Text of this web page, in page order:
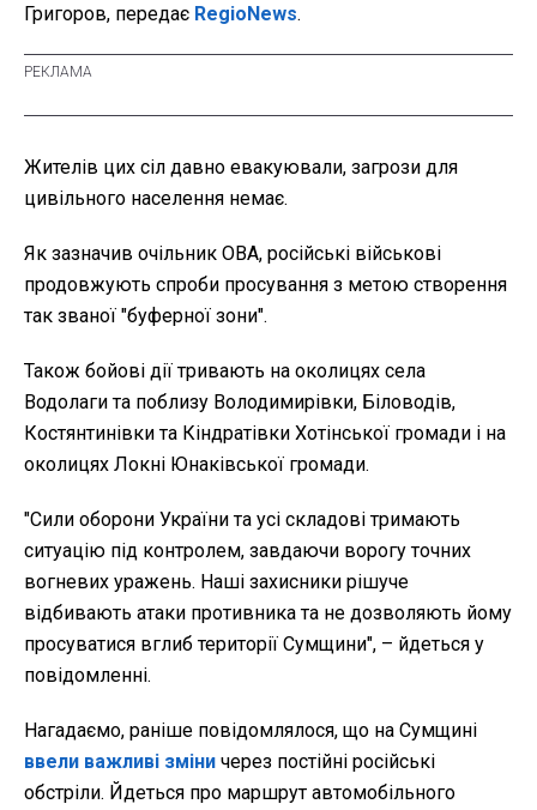
Григоров, передає RegioNews.
Жителів цих сіл давно евакуювали, загрози для
цивільного населення немає.
Як зазначив очільник ОВА, російські військові
продовжують спроби просування з метою створення
так званої "буферної зони".
Також бойові дії тривають на околицях села
Водолаги та поблизу Володимирівки, Біловодів,
Костянтинівки та Кіндратівки Хотінської громади і на
околицях Локні Юнаківської громади.
"Сили оборони України та усі складові тримають
ситуацію під контролем, завдаючи ворогу точних
вогневих уражень. Наші захисники рішуче
відбивають атаки противника та не дозволяють йому
просуватися вглиб території Сумщини", – йдеться у
повідомленні.
Нагадаємо, раніше повідомлялося, що на Сумщині
ввели важливі зміни через постійні російські
обстріли. Йдеться про маршрут автомобільного